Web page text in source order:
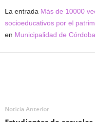
La entrada Más de 10000
socioeducativos por el
en Municipalidad de Córdoba
Noticia Anterior